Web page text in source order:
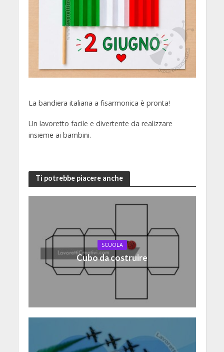
La bandiera italiana a fisarmonica è pronta!
Un lavoretto facile e divertente da realizzare
insieme ai bambini.
Ti potrebbe piacere anche
SCUOLA
Cubo da costruire